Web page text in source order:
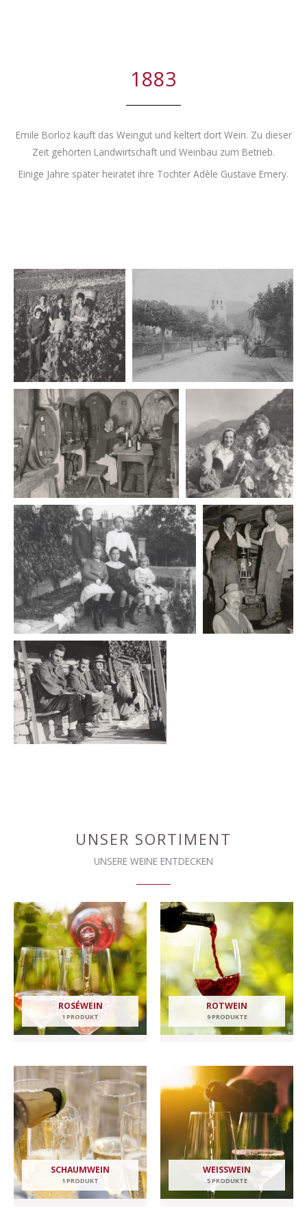
1883
Emile Borloz kauft das Weingut und keltert dort Wein. Zu dieser
Zeit gehörten Landwirtschaft und Weinbau zum Betrieb.
Einige Jahre später heiratet ihre Tochter Adèle Gustave Emery.
UNSER SORTIMENT
UNSERE WEINE ENTDECKEN
ROSÉWEIN
1 PRODUKT
ROTWEIN
9 PRODUKTE
SCHAUMWEIN
1 PRODUKT
WEISSWEIN
5 PRODUKTE